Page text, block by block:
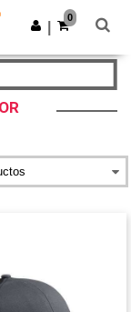
Descargar app
0